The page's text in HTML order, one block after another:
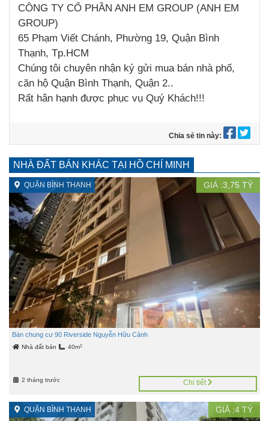
CÔNG TY CỔ PHẦN ANH EM GROUP (ANH EM
GROUP)
65 Phạm Viết Chánh, Phường 19, Quận Bình
Thạnh, Tp.HCM
Chúng tôi chuyên nhận ký gửi mua bán nhà phố,
căn hộ Quận Bình Thạnh, Quận 2..
Rất hân hạnh được phục vụ Quý Khách!!!
Chia sẻ tin này:
NHÀ ĐẤT BÁN KHÁC TẠI HỒ CHÍ MINH
QUẬN BÌNH THẠNH GIÁ :3,75 TỶ
Bán chung cư 90 Riverside Nguyễn Hữu Cảnh
Nhà đất bán 40m2
2 tháng trước Chi tiết
QUẬN BÌNH THẠNH GIÁ :4 TỶ